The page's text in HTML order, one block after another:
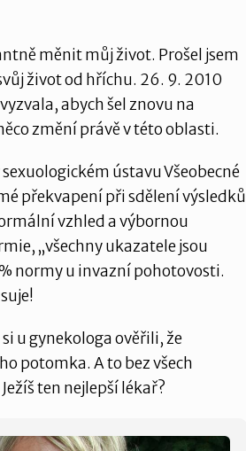
měnit můj život. Prošel jsem
život od hříchu. 26. 9. 2010
abych šel znovu na
změní právě v této oblasti.
ústavu Všeobecné
překvapení při sdělení výsledků
vzhled a výbornou
„všechny ukazatele jsou
normy u invazní pohotovosti.
u gynekologa ověřili, že
potomka. A to bez všech
ten nejlepší lékař?